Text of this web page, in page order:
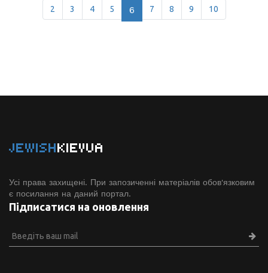
2 3 4 5 6 7 8 9 10
JEWISHKIEVUA
Усі права захищені. При запозиченні матеріалів обов'язковим
є посилання на даний портал.
Підписатися на оновлення